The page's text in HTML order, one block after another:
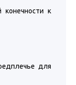
конечности к
для